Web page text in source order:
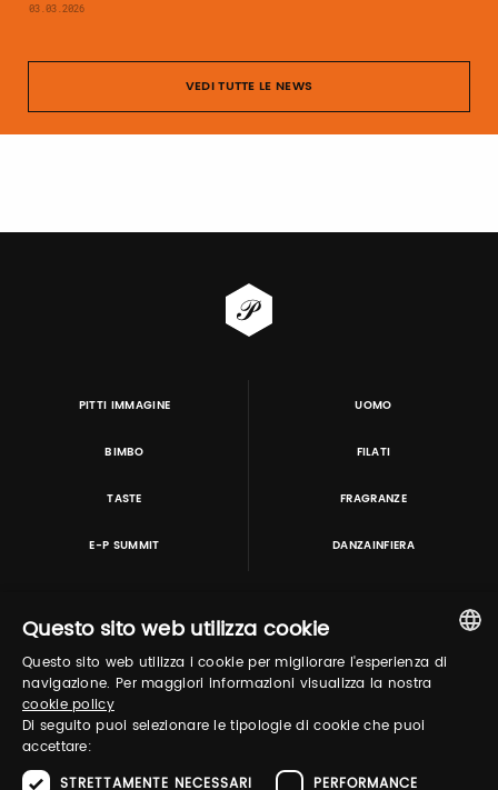
03.03.2026
VEDI TUTTE LE NEWS
PITTI IMMAGINE UOMO
BIMBO FILATI
TASTE FRAGRANZE
E-P SUMMIT DANZAINFIERA
TUTORING & CONSULTING
in collaborazione con:
ITALIAN
Questo sito web utilizza cookie
Questo sito web utilizza i cookie per migliorare l'esperienza di
navigazione. Per maggiori informazioni visualizza la nostra
cookie policy
Di seguito puoi selezionare le tipologie di cookie che puoi
accettare:
STRETTAMENTE NECESSARI
PERFORMANCE